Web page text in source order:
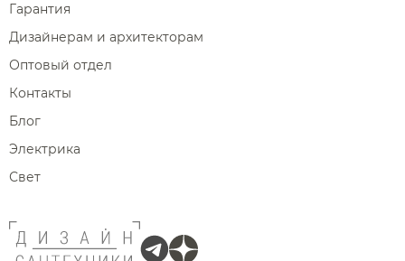
Гарантия
Дизайнерам и архитекторам
Оптовый отдел
Контакты
Блог
Электрика
Свет